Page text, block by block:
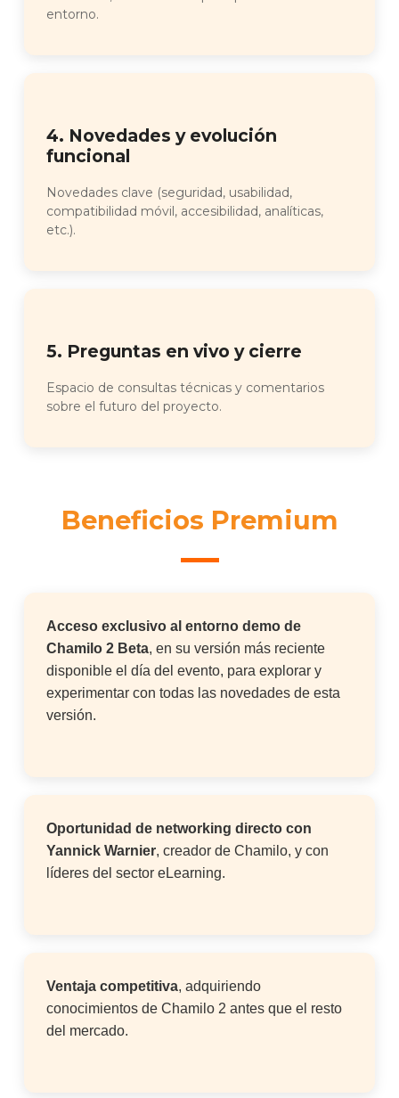
entorno.
4. Novedades y evolución
funcional
Novedades clave (seguridad, usabilidad,
compatibilidad móvil, accesibilidad, analíticas,
etc.).
5. Preguntas en vivo y cierre
Espacio de consultas técnicas y comentarios
sobre el futuro del proyecto.
Beneficios Premium
Acceso exclusivo al entorno demo de
Chamilo 2 Beta, en su versión más reciente
disponible el día del evento, para explorar y
experimentar con todas las novedades de esta
versión.
Oportunidad de networking directo con
Yannick Warnier, creador de Chamilo, y con
líderes del sector eLearning.
Ventaja competitiva, adquiriendo
conocimientos de Chamilo 2 antes que el resto
del mercado.